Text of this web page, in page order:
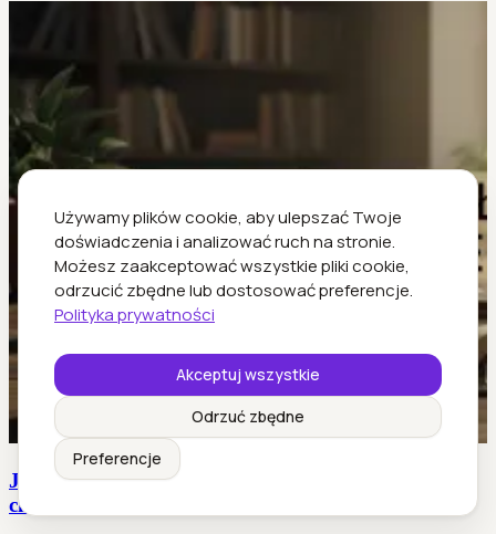
Używamy plików cookie, aby ulepszać Twoje
doświadczenia i analizować ruch na stronie.
Możesz zaakceptować wszystkie pliki cookie,
odrzucić zbędne lub dostosować preferencje.
Polityka prywatności
Akceptuj wszystkie
Odrzuć zbędne
Preferencje
Jak napisać artykuł, który angażuje, nie będąc
clickbaitem